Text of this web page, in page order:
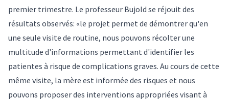
premier trimestre. Le professeur Bujold se réjouit des
résultats observés: «le projet permet de démontrer qu'en
une seule visite de routine, nous pouvons récolter une
multitude d'informations permettant d'identifier les
patientes à risque de complications graves. Au cours de cette
même visite, la mère est informée des risques et nous
pouvons proposer des interventions appropriées visant à